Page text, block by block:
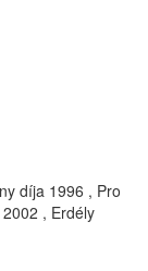
díja 1996 , Pro
, Erdély